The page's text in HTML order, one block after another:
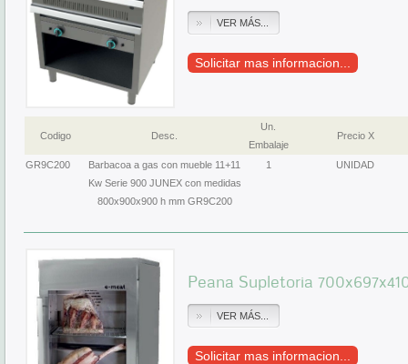
VER MÁS...
Solicitar mas informacion...
Codigo Desc.
Un.
Embalaje
Precio X
GR9C200
Barbacoa a gas con mueble 11+11
Kw Serie 900 JUNEX con medidas
800x900x900 h mm GR9C200
1 UNIDAD
Peana Supletoria
VER MÁS...
Solicitar mas informacion...